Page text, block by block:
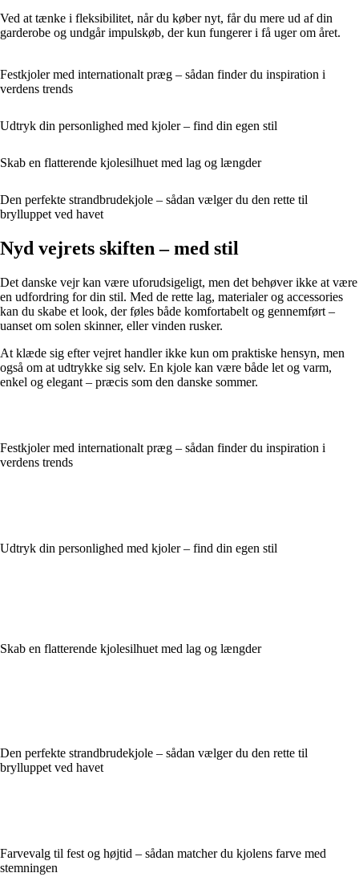
Ved at tænke i fleksibilitet, når du køber nyt, får du mere ud af din
garderobe og undgår impulskøb, der kun fungerer i få uger om året.
Festkjoler med internationalt præg – sådan finder du inspiration i
verdens trends
Udtryk din personlighed med kjoler – find din egen stil
Skab en flatterende kjolesilhuet med lag og længder
Den perfekte strandbrudekjole – sådan vælger du den rette til
brylluppet ved havet
Nyd vejrets skiften – med stil
Det danske vejr kan være uforudsigeligt, men det behøver ikke at være
en udfordring for din stil. Med de rette lag, materialer og accessories
kan du skabe et look, der føles både komfortabelt og gennemført –
uanset om solen skinner, eller vinden rusker.
At klæde sig efter vejret handler ikke kun om praktiske hensyn, men
også om at udtrykke sig selv. En kjole kan være både let og varm,
enkel og elegant – præcis som den danske sommer.
Festkjoler med internationalt præg – sådan finder du inspiration i
verdens trends
Udtryk din personlighed med kjoler – find din egen stil
Skab en flatterende kjolesilhuet med lag og længder
Den perfekte strandbrudekjole – sådan vælger du den rette til
brylluppet ved havet
Farvevalg til fest og højtid – sådan matcher du kjolens farve med
stemningen